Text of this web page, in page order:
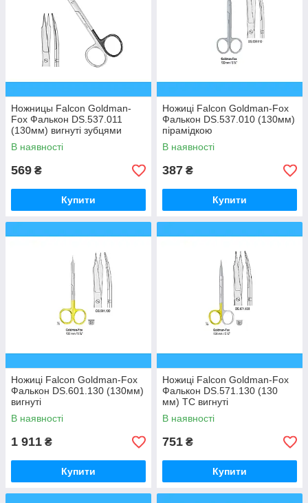
Ножницы Falcon Goldman-
Fox Фалькон DS.537.011
(130мм) вигнуті зубцями
пірамідкою
В наявності
569 ₴
Купити
Ножиці Falcon Goldman-Fox
Фалькон DS.537.010 (130мм)
пірамідкою
В наявності
387 ₴
Купити
Ножиці Falcon Goldman-Fox
Фалькон DS.601.130 (130мм)
вигнуті
В наявності
1 911 ₴
Купити
Ножиці Falcon Goldman-Fox
Фалькон DS.571.130 (130
мм) ТС вигнуті
В наявності
751 ₴
Купити